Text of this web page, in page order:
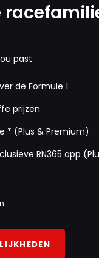
past
de Formule 1
prijzen
* (Plus & Premium)
RN365 app